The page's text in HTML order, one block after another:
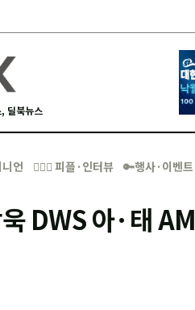
딜북뉴스
언 🙋🏻‍♂️ 피플·인터뷰 🔑행사·이벤트
DWS 아·태 AM